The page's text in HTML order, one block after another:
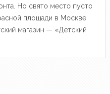
Но свято место пусто
площади в Москве
магазин — «Детский